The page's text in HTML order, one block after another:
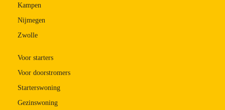
Kampen
Nijmegen
Zwolle
Voor starters
Voor doorstromers
Starterswoning
Gezinswoning